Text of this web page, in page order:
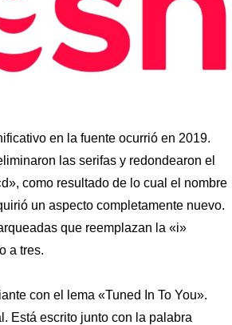
en la fuente ocurrió en 2019.
las serifas y redondearon el
como resultado de lo cual el nombre
un aspecto completamente nuevo.
que reemplazan la «i»
a tres.
con el lema «Tuned In To You».
Está escrito junto con la palabra